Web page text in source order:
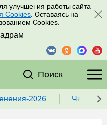
улучшения работы сайта
Cookies . Оставаясь на
Cookies.
Поиск
2026 Чек-